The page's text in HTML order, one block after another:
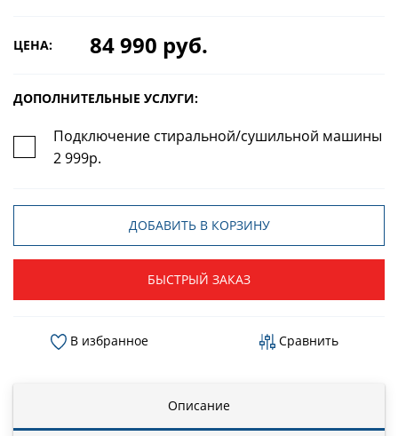
ЦЕНА: 84 990 руб.
ДОПОЛНИТЕЛЬНЫЕ УСЛУГИ:
Подключение стиральной/сушильной машины
2 999р.
ДОБАВИТЬ В КОРЗИНУ
БЫСТРЫЙ ЗАКАЗ
В избранное Сравнить
Описание